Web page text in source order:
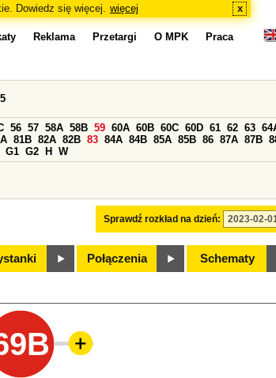
Dowiedz się więcej. więcej x
Reklama Przetargi O MPK Praca
Sprawdź rozkład na dzień:
56 57 58A 58B 59 60A 60B 60C 60D 61 62 63
81B 82A 82B 83 84A 84B 85A 85B 86 87A 87B
G1 G2 H W
Połączenia Schematy